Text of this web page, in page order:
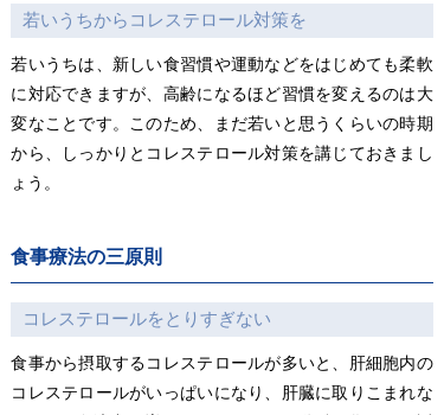
若いうちからコレステロール対策を
若いうちは、新しい食習慣や運動などをはじめても柔軟
に対応できますが、高齢になるほど習慣を変えるのは大
変なことです。このため、まだ若いと思うくらいの時期
から、しっかりとコレステロール対策を講じておきまし
ょう。
食事療法の三原則
コレステロールをとりすぎない
食事から摂取するコレステロールが多いと、肝細胞内の
コレステロールがいっぱいになり、肝臓に取りこまれな